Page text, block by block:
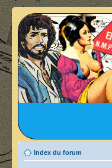
Index du forum